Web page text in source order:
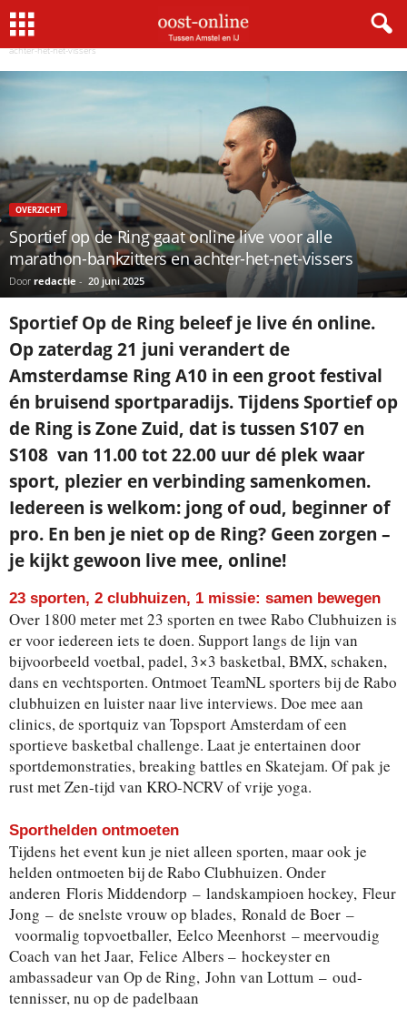
Home
Sportief op de Ring gaat online live voor alle marathon-bankzitters en
achter-het-net-vissers
OVERZICHT
Sportief op de Ring gaat online live voor alle
marathon-bankzitters en achter-het-net-vissers
Door redactie - 20 juni 2025
Sportief Op de Ring beleef je live én online.
Op zaterdag 21 juni verandert de
Amsterdamse Ring A10 in een groot festival
én bruisend sportparadijs. Tijdens Sportief op
de Ring is Zone Zuid, dat is tussen S107 en
S108 van 11.00 tot 22.00 uur dé plek waar
sport, plezier en verbinding samenkomen.
Iedereen is welkom: jong of oud, beginner of
pro. En ben je niet op de Ring? Geen zorgen –
je kijkt gewoon live mee, online!
23 sporten, 2 clubhuizen, 1 missie: samen bewegen
Over 1800 meter met 23 sporten en twee Rabo Clubhuizen is
er voor iedereen iets te doen. Support langs de lijn van
bijvoorbeeld voetbal, padel, 3×3 basketbal, BMX, schaken,
dans en vechtsporten. Ontmoet TeamNL sporters bij de Rabo
clubhuizen en luister naar live interviews. Doe mee aan
clinics, de sportquiz van Topsport Amsterdam of een
sportieve basketbal challenge. Laat je entertainen door
sportdemonstraties, breaking battles en Skatejam. Of pak je
rust met Zen-tijd van KRO-NCRV of vrije yoga.
Sporthelden ontmoeten
Tijdens het event kun je niet alleen sporten, maar ook je
helden ontmoeten bij de Rabo Clubhuizen. Onder
anderen Floris Middendorp – landskampioen hockey, Fleur
Jong – de snelste vrouw op blades, Ronald de Boer –
voormalig topvoetballer, Eelco Meenhorst – meervoudig
Coach van het Jaar, Felice Albers – hockeyster en
ambassadeur van Op de Ring, John van Lottum – oud-
tennisser, nu op de padelbaan